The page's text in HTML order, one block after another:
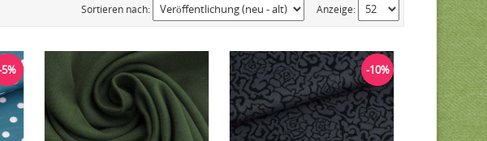
Anzeige:
Sortieren nach:
-10%